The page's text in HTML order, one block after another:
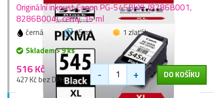
Originální inkoust Canon PG-545BkXL (8286B001,
8286B004), černý, 15 ml
černá 15 ml
1 zlaťák
Skladem > 9 ks
516 Kč
427 Kč bez DPH - + DO KOŠÍKU